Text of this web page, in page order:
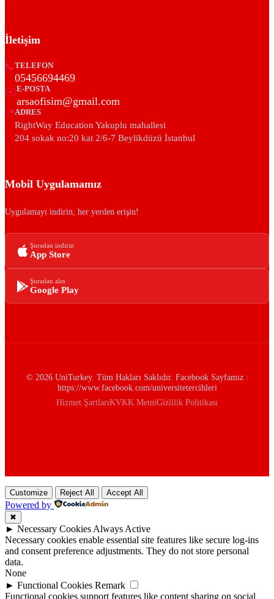
İletişim
📞TELEFON
05456694469
✉️E-POSTA
arsaofisim@gmail.com
📍ADRES
RightWay Education Yakuplu mahallesi
204 sokak no:20 kat 2/6-7 Beylikdüzü İstanbul
Mobil Uygulamamız
Uygulamayı indirin, her yerden erişin!
Şuradan indirin
App Store
Şuradan alın
Google Play
© 2026 UniTurkey. Tüm Hakları Saklıdır. Facebook Sayfamız :
https://www.facebook.com/universitetercihleri
Hizmet ŞartlarıKVKK MetniGizlilik Politikası
Customize Reject All Accept All
Powered by
✖
► Necessary Cookies Always Active
Necessary cookies enable essential site features like secure log-ins
and consent preference adjustments. They do not store personal
data.
None
► Functional Cookies Remark
Functional cookies support features like content sharing on social